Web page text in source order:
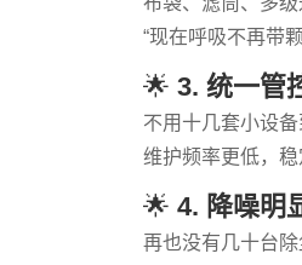
“现在呼吸不再带
🌟 3. 统一管
不用十几套小设
维护频率更低，稳
🌟 4. 降噪明
再也没有几十台除